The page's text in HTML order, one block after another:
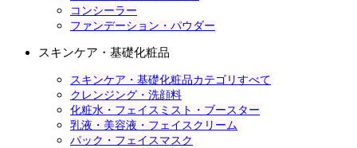
コンシーラー
ファンデーション・パウダー
スキンケア・基礎化粧品
スキンケア・基礎化粧品カテゴリすべて
クレンジング・洗顔料
化粧水・フェイスミスト・ブースター
乳液・美容液・フェイスクリーム
パック・フェイスマスク